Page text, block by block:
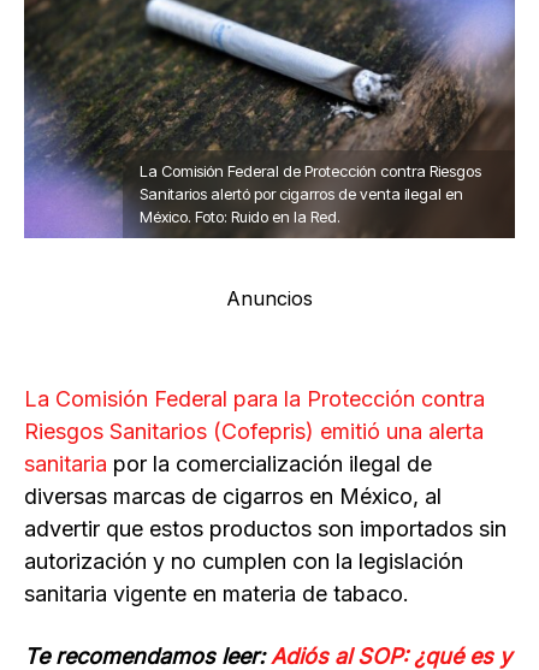
La Comisión Federal de Protección contra Riesgos
Sanitarios alertó por cigarros de venta ilegal en
México. Foto: Ruido en la Red.
Anuncios
La Comisión Federal para la Protección contra
Riesgos Sanitarios (Cofepris) emitió una alerta
sanitaria por la comercialización ilegal de
diversas marcas de cigarros en México, al
advertir que estos productos son importados sin
autorización y no cumplen con la legislación
sanitaria vigente en materia de tabaco.
Te recomendamos leer:Adiós al SOP: ¿qué es y